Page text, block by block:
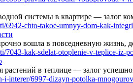
системы в квартире — залог
вошла в повседневную жизнь,
растений в теплице — залог